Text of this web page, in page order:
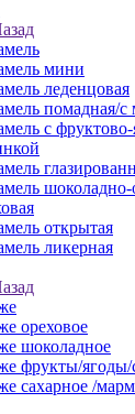
мини
леденцовая
помадная/
с
открытая
ликерная
ореховое
шоколадное
фрукты/ягоды/
сахарное /